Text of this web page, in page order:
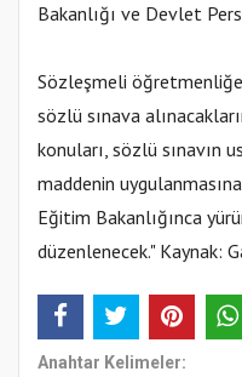
Bakanlığı ve Devlet
Sözleşmeli
sözlü sınava
konuları, sözlü sınavın
maddenin
Eğitim Bakanlığınca
düzenlenecek." Kaynak:
Anahtar Kelimeler: